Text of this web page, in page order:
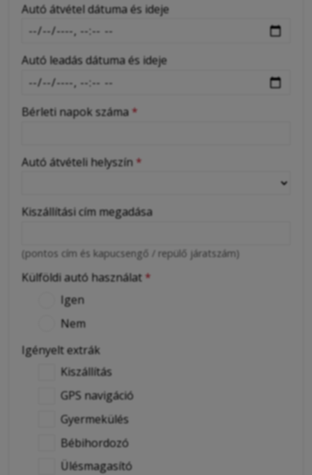
-
Autó átvétel dátuma és ideje
Autó leadás dátuma és ideje
Bérleti napok száma *
Autó átvételi helyszín *
Kiszállítási cím megadása
(pontos cím és kapucsengő / repülő járatszám)
Külföldi autó használat *
Igen
Nem
Igényelt extrák
Kiszállítás
GPS navigáció
Gyermekülés
Bébihordozó
Ülésmagasító